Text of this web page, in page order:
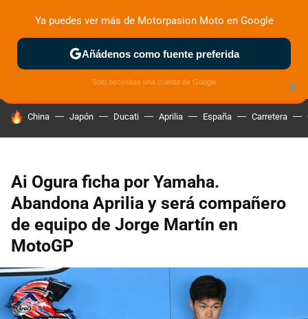
ZONA DE PRUEBAS DEPORTIVAS MOTOS ELÉCTRICAS
HOY SE HABLA DE
China Japón Ducati Aprilia España Carretera
Ai Ogura ficha por Yamaha.
Abandona Aprilia y será compañero
de equipo de Jorge Martín en
MotoGP
×
Ya puedes ver más de Motorpasion Moto en Google
Añádenos como fuente preferida
Solo necesitas una cuenta de Google